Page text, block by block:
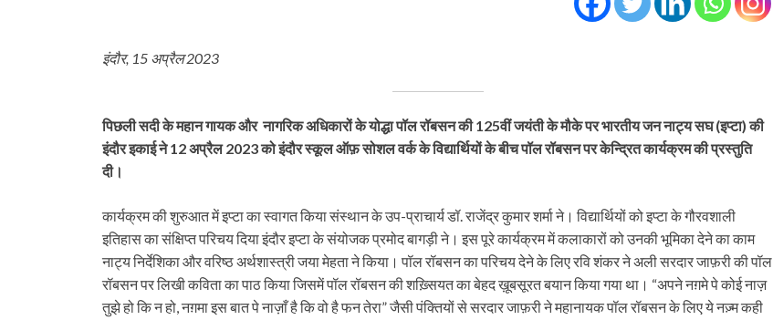
इंदौर, 15 अप्रैल 2023
पिछली सदी के महान गायक और नागरिक अधिकारों के योद्धा पॉल रॉबसन की 125वीं जयंती के मौके पर भारतीय जन नाट्य सघ (इप्टा) की
इंदौर इकाई ने 12 अप्रैल 2023 को इंदौर स्कूल ऑफ़ सोशल वर्क के विद्यार्थियों के बीच पॉल रॉबसन पर केन्द्रित कार्यक्रम की प्रस्तुति
दी।
कार्यक्रम की शुरुआत में इप्टा का स्वागत किया संस्थान के उप-प्राचार्य डॉ. राजेंद्र कुमार शर्मा ने। विद्यार्थियों को इप्टा के गौरवशाली
इतिहास का संक्षिप्त परिचय दिया इंदौर इप्टा के संयोजक प्रमोद बागड़ी ने। इस पूरे कार्यक्रम में कलाकारों को उनकी भूमिका देने का काम
नाट्य निर्देशिका और वरिष्ठ अर्थशास्त्री जया मेहता ने किया। पॉल रॉबसन का परिचय देने के लिए रवि शंकर ने अली सरदार जाफ़री की पॉल
रॉबसन पर लिखी कविता का पाठ किया जिसमें पॉल रॉबसन की शख़्सियत का बेहद ख़ूबसूरत बयान किया गया था। “अपने नग़मे पे कोई नाज़
तुझे हो कि न हो, नग़मा इस बात पे नाज़ाँ है कि वो है फन तेरा” जैसी पंक्तियों से सरदार जाफ़री ने महानायक पॉल रॉबसन के लिए ये नज़्म कही